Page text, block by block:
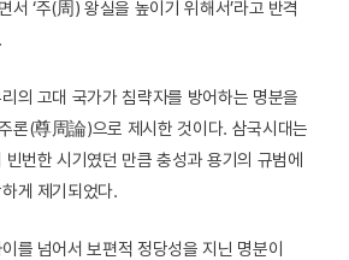
서 ‘주(周) 왕실을 높이기 위해서’라고 반격
의 고대 국가가 침략자를 방어하는 명분을
론(尊周論)으로 제시한 것이다. 삼국시대는
번한 시기였던 만큼 충성과 용기의 규범에
게 제기되었다.
를 넘어서 보편적 정당성을 지닌 명분이